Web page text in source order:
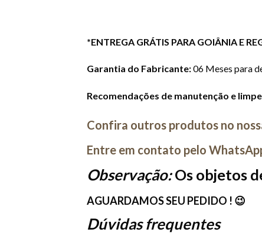
*ENTREGA GRÁTIS PARA GOIÂNIA E
Garantia do Fabricante:06 Meses para
Recomendações de manutenção e
Confira outros produtos no
Entre em contato pelo
Observação:Os objetos
AGUARDAMOS SEU PEDIDO ! 😉
Dúvidas frequentes